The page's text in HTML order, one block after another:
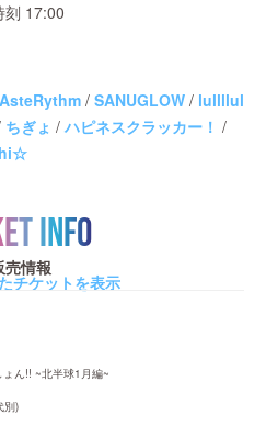
刻 17:00
AsteRythm / SANUGLOW / lullllul
ちぎょ / ハピネスクラッカー！ /
INFO
売情報
チケットを表示
ょん!! ~北半球1月編~
別)